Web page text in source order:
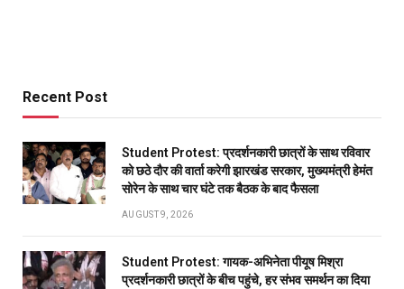
Recent Post
Student Protest: प्रदर्शनकारी छात्रों के साथ रविवार
को छठे दौर की वार्ता करेगी झारखंड सरकार, मुख्यमंत्री हेमंत
सोरेन के साथ चार घंटे तक बैठक के बाद फैसला
AUGUST 9, 2026
Student Protest: गायक-अभिनेता पीयूष मिश्रा
प्रदर्शनकारी छात्रों के बीच पहुंचे, हर संभव समर्थन का दिया